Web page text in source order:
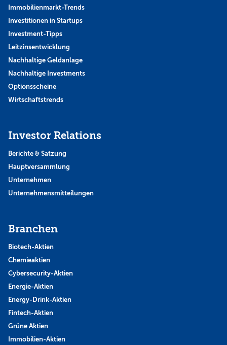
Immobilienmarkt-Trends
Investitionen in Startups
Investment-Tipps
Leitzinsentwicklung
Nachhaltige Geldanlage
Nachhaltige Investments
Optionsscheine
Wirtschaftstrends
Investor Relations
Berichte & Satzung
Hauptversammlung
Unternehmen
Unternehmensmitteilungen
Branchen
Biotech-Aktien
Chemieaktien
Cybersecurity-Aktien
Energie-Aktien
Energy-Drink-Aktien
Fintech-Aktien
Grüne Aktien
Immobilien-Aktien